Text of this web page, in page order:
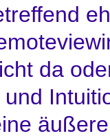
da